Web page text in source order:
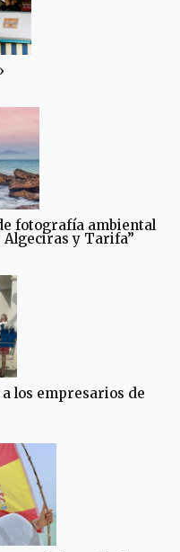
fotografía ambiental
Algeciras y Tarifa”
los empresarios de